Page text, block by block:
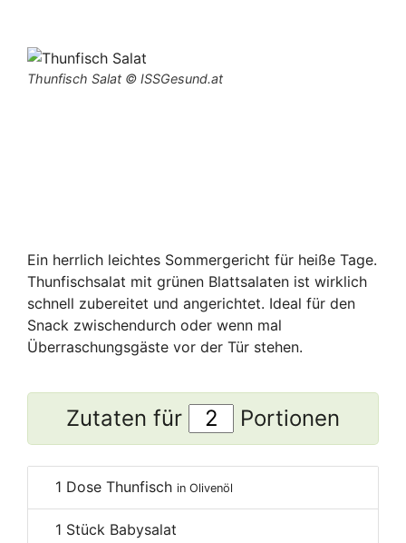
Thunfisch Salat © ISSGesund.at
Ein herrlich leichtes Sommergericht für heiße Tage.
Thunfischsalat mit grünen Blattsalaten ist wirklich
schnell zubereitet und angerichtet. Ideal für den
Snack zwischendurch oder wenn mal
Überraschungsgäste vor der Tür stehen.
Zutaten für Portionen
1 Dose Thunfisch in Olivenöl
1 Stück Babysalat